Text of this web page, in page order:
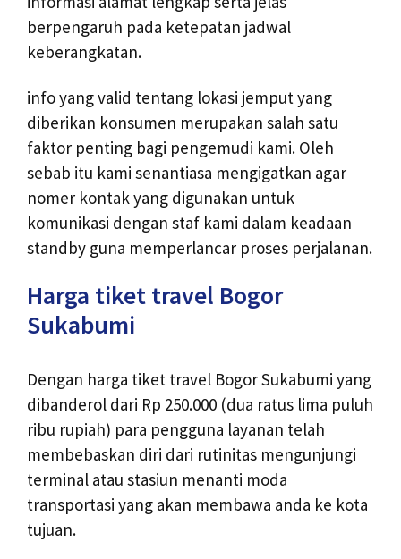
berpengaruh pada ketepatan jadwal
keberangkatan.
info yang valid tentang lokasi jemput yang
diberikan konsumen merupakan salah satu
faktor penting bagi pengemudi kami. Oleh
sebab itu kami senantiasa mengigatkan agar
nomer kontak yang digunakan untuk
komunikasi dengan staf kami dalam keadaan
standby guna memperlancar proses perjalanan.
Harga tiket travel Bogor
Sukabumi
Dengan harga tiket travel Bogor Sukabumi yang
dibanderol dari Rp 250.000 (dua ratus lima puluh
ribu rupiah) para pengguna layanan telah
membebaskan diri dari rutinitas mengunjungi
terminal atau stasiun menanti moda
transportasi yang akan membawa anda ke kota
tujuan.